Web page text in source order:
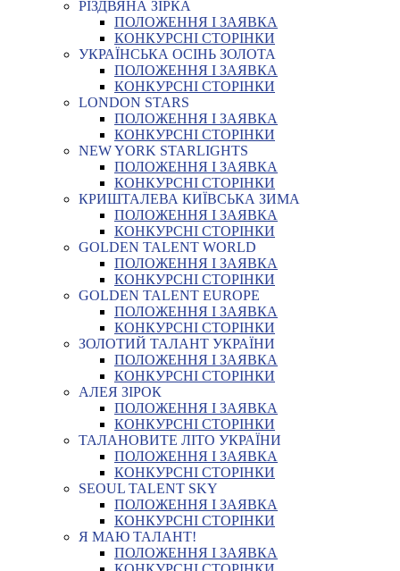
РІЗДВЯНА ЗІРКА
ПОЛОЖЕННЯ І ЗАЯВКА
КОНКУРСНІ СТОРІНКИ
УКРАЇНСЬКА ОСІНЬ ЗОЛОТА
ПОЛОЖЕННЯ І ЗАЯВКА
КОНКУРСНІ СТОРІНКИ
LONDON STARS
ПОЛОЖЕННЯ І ЗАЯВКА
КОНКУРСНІ СТОРІНКИ
NEW YORK STARLIGHTS
ПОЛОЖЕННЯ І ЗАЯВКА
КОНКУРСНІ СТОРІНКИ
КРИШТАЛЕВА КИЇВСЬКА ЗИМА
ПОЛОЖЕННЯ І ЗАЯВКА
КОНКУРСНІ СТОРІНКИ
GOLDEN TALENT WORLD
ПОЛОЖЕННЯ І ЗАЯВКА
КОНКУРСНІ СТОРІНКИ
GOLDEN TALENT EUROPE
ПОЛОЖЕННЯ І ЗАЯВКА
КОНКУРСНІ СТОРІНКИ
ЗОЛОТИЙ ТАЛАНТ УКРАЇНИ
ПОЛОЖЕННЯ І ЗАЯВКА
КОНКУРСНІ СТОРІНКИ
АЛЕЯ ЗІРОК
ПОЛОЖЕННЯ І ЗАЯВКА
КОНКУРСНІ СТОРІНКИ
ТАЛАНОВИТЕ ЛІТО УКРАЇНИ
ПОЛОЖЕННЯ І ЗАЯВКА
КОНКУРСНІ СТОРІНКИ
SEOUL TALENT SKY
ПОЛОЖЕННЯ І ЗАЯВКА
КОНКУРСНІ СТОРІНКИ
Я МАЮ ТАЛАНТ!
ПОЛОЖЕННЯ І ЗАЯВКА